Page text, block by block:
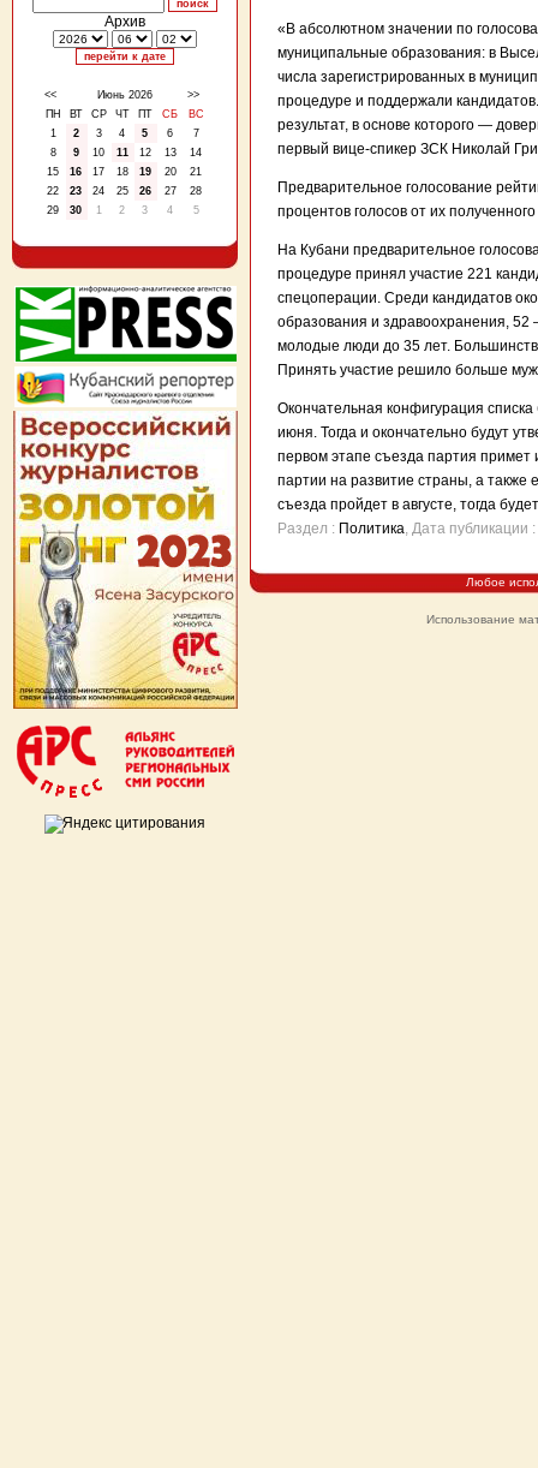
Архив
<< Июнь 2026
>>
ПН
ВТ СР ЧТ ПТ СБ
ВС
1
2 3 4 5 6
7
8
9 10 11 12 13
14
15
16 17 18 19 20
21
22
23 24 25 26 27
28
29
30 1 2 3 4 5
«В абсолютном значении по
муниципальные образования: в
числа зарегистрированных в
процедуре и поддержали
результат, в основе которого —
первый вице-спикер ЗСК Николай
Предварительное голосование
процентов голосов от их
На Кубани предварительное
процедуре принял участие 221
спецоперации. Среди кандидатов
образования и здравоохранения,
молодые люди до 35 лет.
Принять участие решило больше
Окончательная конфигурация
июня. Тогда и окончательно будут
первом этапе съезда партия примет
партии на развитие страны, а также
съезда пройдет в августе, тогда
Раздел : Политика, Дата публикации :
Любое
Использование